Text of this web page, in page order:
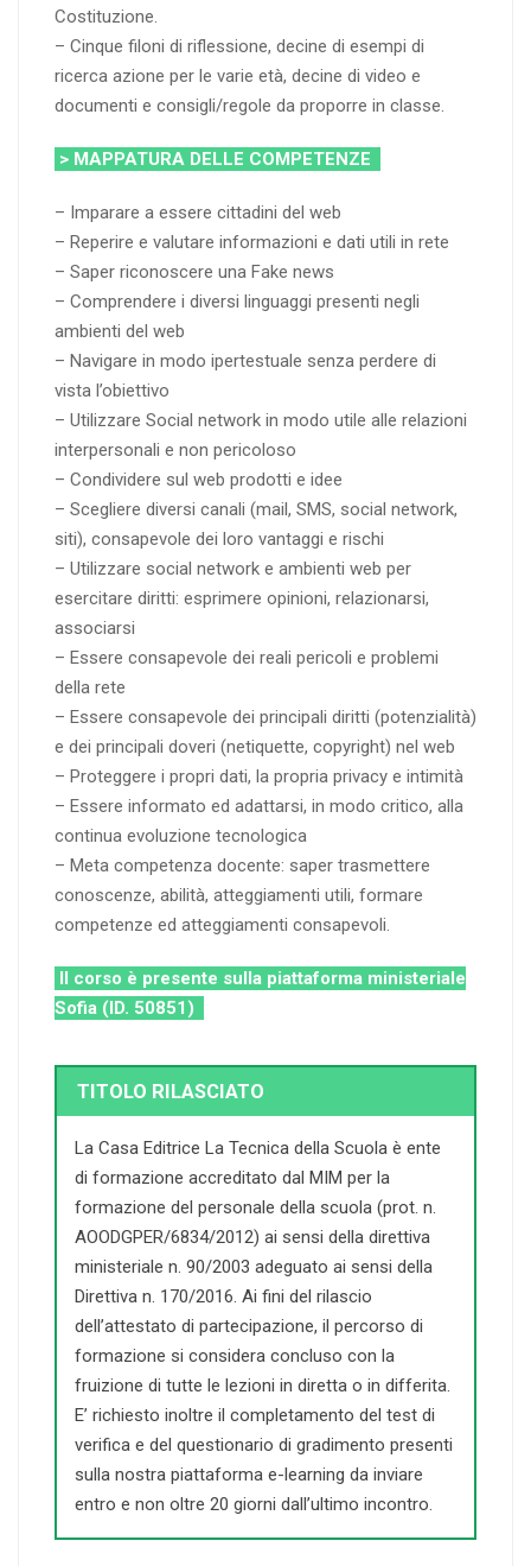
Costituzione.
– Cinque filoni di riflessione, decine di esempi di
ricerca azione per le varie età, decine di video e
documenti e consigli/regole da proporre in classe.
> MAPPATURA DELLE COMPETENZE
– Imparare a essere cittadini del web
– Reperire e valutare informazioni e dati utili in rete
– Saper riconoscere una Fake news
– Comprendere i diversi linguaggi presenti negli
ambienti del web
– Navigare in modo ipertestuale senza perdere di
vista l’obiettivo
– Utilizzare Social network in modo utile alle relazioni
interpersonali e non pericoloso
– Condividere sul web prodotti e idee
– Scegliere diversi canali (mail, SMS, social network,
siti), consapevole dei loro vantaggi e rischi
– Utilizzare social network e ambienti web per
esercitare diritti: esprimere opinioni, relazionarsi,
associarsi
– Essere consapevole dei reali pericoli e problemi
della rete
– Essere consapevole dei principali diritti (potenzialità)
e dei principali doveri (netiquette, copyright) nel web
– Proteggere i propri dati, la propria privacy e intimità
– Essere informato ed adattarsi, in modo critico, alla
continua evoluzione tecnologica
– Meta competenza docente: saper trasmettere
conoscenze, abilità, atteggiamenti utili, formare
competenze ed atteggiamenti consapevoli.
Il corso è presente sulla piattaforma ministeriale
Sofia (ID. 50851)
TITOLO RILASCIATO
La Casa Editrice La Tecnica della Scuola è ente
di formazione accreditato dal MIM per la
formazione del personale della scuola (prot. n.
AOODGPER/6834/2012) ai sensi della direttiva
ministeriale n. 90/2003 adeguato ai sensi della
Direttiva n. 170/2016. Ai fini del rilascio
dell’attestato di partecipazione, il percorso di
formazione si considera concluso con la
fruizione di tutte le lezioni in diretta o in differita.
E’ richiesto inoltre il completamento del test di
verifica e del questionario di gradimento presenti
sulla nostra piattaforma e-learning da inviare
entro e non oltre 20 giorni dall’ultimo incontro.